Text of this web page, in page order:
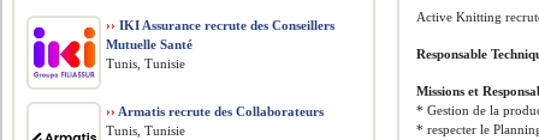
Active Knitting
Responsable
Missions et
* Gestion de la
* respecter le
›› IKI Assurance recrute des Conseillers
Mutuelle Santé
Tunis, Tunisie
›› Armatis recrute des Collaborateurs
Tunis, Tunisie